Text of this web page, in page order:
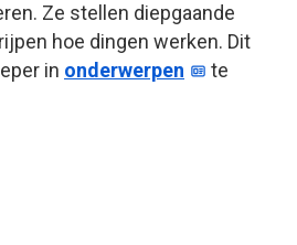
Ze stellen diepgaande
hoe dingen werken. Dit
in onderwerpen
te